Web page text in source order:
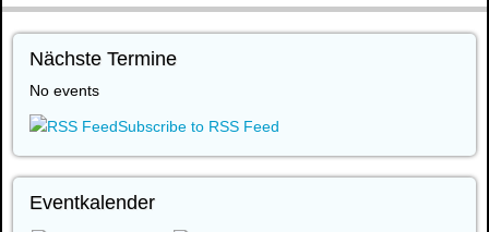
Nächste Termine
No events
Subscribe to RSS Feed
Eventkalender